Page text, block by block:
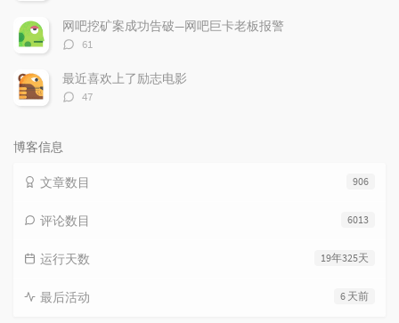
数：
网吧挖矿案成功告破—网吧巨卡老板报警
评
数：
61
最近喜欢上了励志电影
评
47
博客信息
906
文章数目
6013
评论数目
19年325天
运行天数
6 天前
最后活动